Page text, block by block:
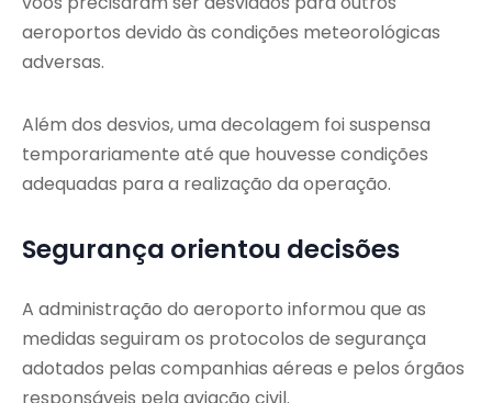
aeroportos devido às condições meteorológicas
adversas.
Além dos desvios, uma decolagem foi suspensa
temporariamente até que houvesse condições
adequadas para a realização da operação.
Segurança orientou decisões
A administração do aeroporto informou que as
medidas seguiram os protocolos de segurança
adotados pelas companhias aéreas e pelos órgãos